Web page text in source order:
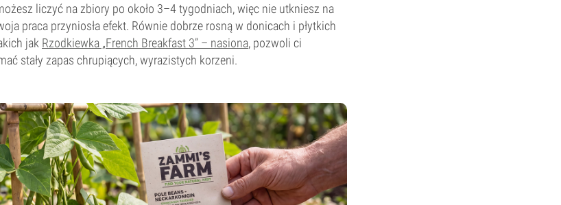
liczyć na zbiory po około 3–4 tygodniach, więc nie utkniesz na
praca przyniosła efekt. Równie dobrze rosną w donicach i płytkich
jak Rzodkiewka „French Breakfast 3” – nasiona, pozwoli ci
stały zapas chrupiących, wyrazistych korzeni.